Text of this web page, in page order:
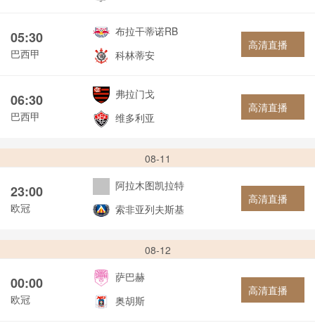
05:30
巴西甲
布拉干蒂诺RB
科林蒂安
高清直播
06:30
巴西甲
弗拉门戈
维多利亚
高清直播
08-11
23:00
欧冠
阿拉木图凯拉特
索非亚列夫斯基
高清直播
08-12
00:00
欧冠
萨巴赫
奥胡斯
高清直播